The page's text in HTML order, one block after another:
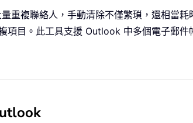
重複聯絡人，手動清除不僅繁瑣，還相當
項目。此工具支援 Outlook 中多個電子郵件